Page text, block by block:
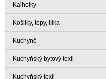
Kalhotky
Košilky, topy, tílka
Kuchyně
Kuchyňský bytový texil
Kuchyňský texil